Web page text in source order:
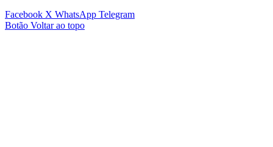
Facebook X WhatsApp Telegram
Botão Voltar ao topo